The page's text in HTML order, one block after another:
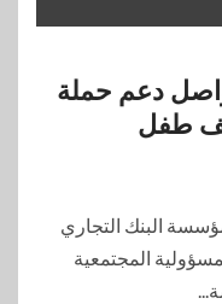
دعم حملة
البنك التجاري
المجتمعية